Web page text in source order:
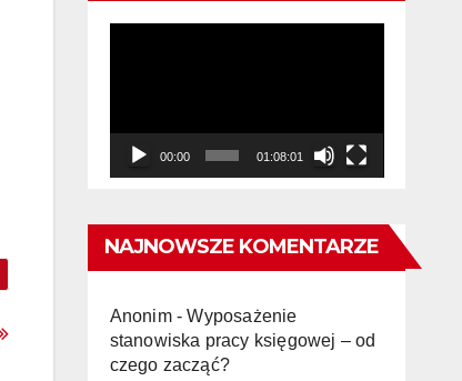
00:00 01:08:01
NAJNOWSZE KOMENTARZE
Anonim-Wyposażenie
stanowiska pracy księgowej – od
czego zacząć?